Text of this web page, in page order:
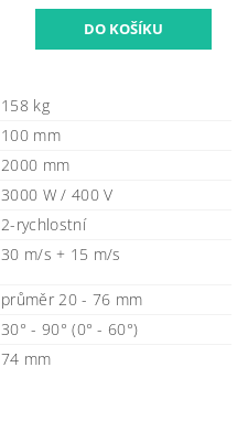
158 kg
100 mm
2000 mm
3000 W / 400 V
2-rychlostní
30 m/s + 15 m/s
průměr 20 - 76 mm
30° - 90° (0° - 60°)
74 mm